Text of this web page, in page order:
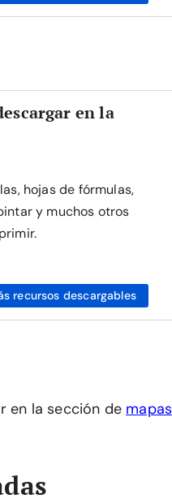
en la
hojas de fórmulas,
y muchos otros
recursos descargables
en la sección de mapas